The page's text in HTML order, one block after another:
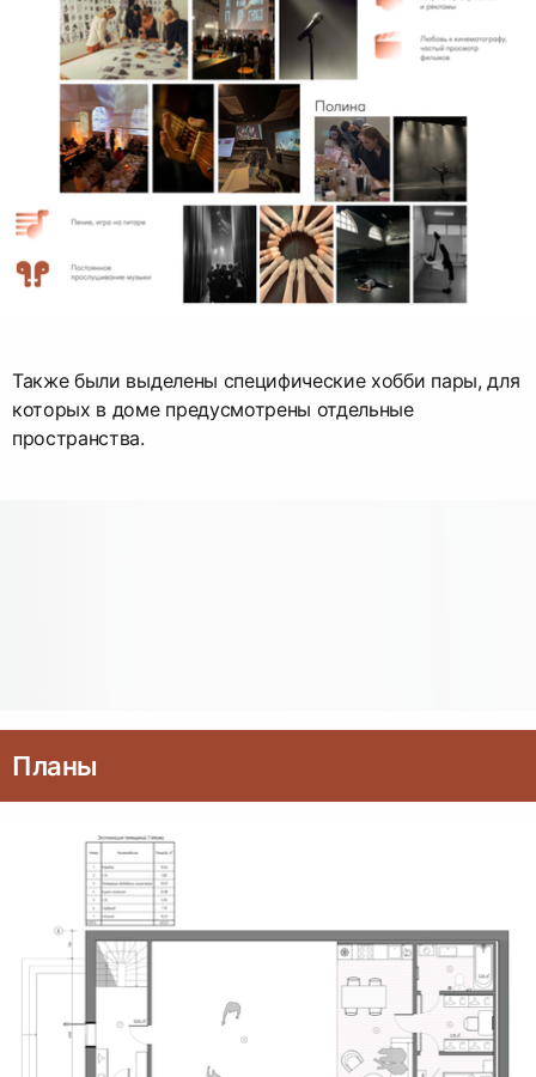
Также были выделены специфические хобби пары, для
которых в доме предусмотрены отдельные
пространства.
Планы